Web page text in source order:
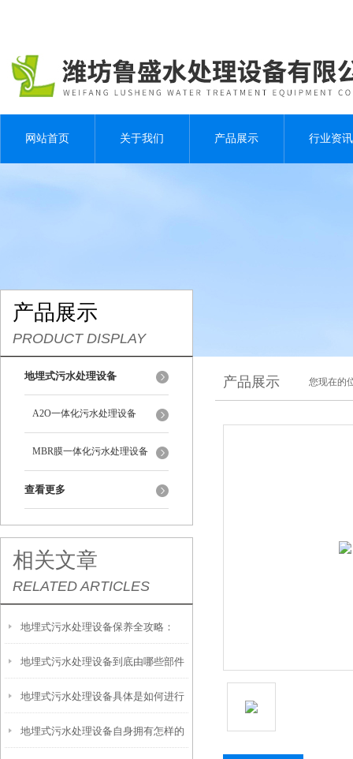
网站首页 关于我们 产品展示 行业资讯
产品展示
PRODUCT DISPLAY
地埋式污水处理设备
A2O一体化污水处理设备
MBR膜一体化污水处理设备
查看更多
相关文章
RELATED ARTICLES
地埋式污水处理设备保养全攻略：
让“地下卫士”持续高效运转
地埋式污水处理设备到底由哪些部件
撑起？核心结构一文拆解
地埋式污水处理设备具体是如何进行
安装的呢？
地埋式污水处理设备自身拥有怎样的
产品展示 您现在的